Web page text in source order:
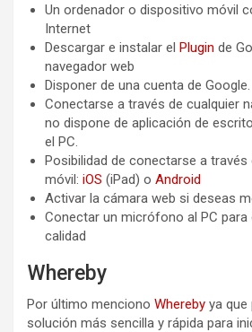
Un ordenador o dispositivo móvil
Internet
Descargar e instalar el Plugin de
navegador web
Disponer de una cuenta de Google.
Conectarse a través de cualquier
no dispone de aplicación de
el PC.
Posibilidad de conectarse a través
móvil: iOS (iPad) o Android
Activar la cámara web si deseas
Conectar un micrófono al PC
calidad
Whereby
Por último menciono Whereby ya que
solución más sencilla y rápida para